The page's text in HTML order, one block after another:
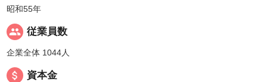
昭和55年
people 従業員数
企業全体 1044人
attach_money 資本金